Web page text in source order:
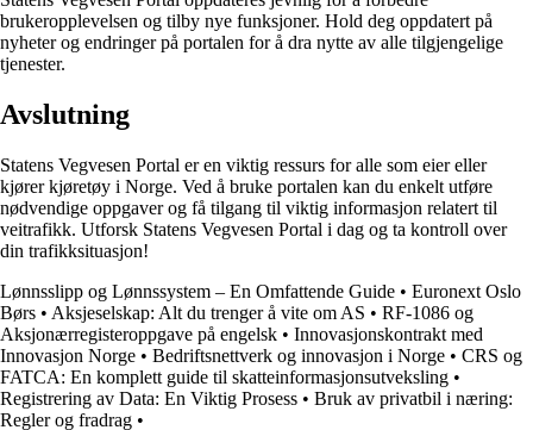
brukeropplevelsen og tilby nye funksjoner. Hold deg oppdatert på
nyheter og endringer på portalen for å dra nytte av alle tilgjengelige
tjenester.
Avslutning
Statens Vegvesen Portal er en viktig ressurs for alle som eier eller
kjører kjøretøy i Norge. Ved å bruke portalen kan du enkelt utføre
nødvendige oppgaver og få tilgang til viktig informasjon relatert til
veitrafikk. Utforsk Statens Vegvesen Portal i dag og ta kontroll over
din trafikksituasjon!
Lønnsslipp og Lønnssystem – En Omfattende Guide • Euronext Oslo
Børs • Aksjeselskap: Alt du trenger å vite om AS • RF-1086 og
Aksjonærregisteroppgave på engelsk • Innovasjonskontrakt med
Innovasjon Norge • Bedriftsnettverk og innovasjon i Norge • CRS og
FATCA: En komplett guide til skatteinformasjonsutveksling •
Registrering av Data: En Viktig Prosess • Bruk av privatbil i næring:
Regler og fradrag •